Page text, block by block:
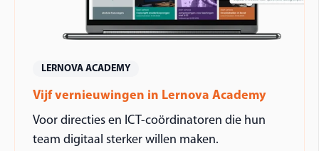
LERNOVA ACADEMY
Vijf vernieuwingen in Lernova Academy
Voor directies en ICT-coördinatoren die hun
team digitaal sterker willen maken.